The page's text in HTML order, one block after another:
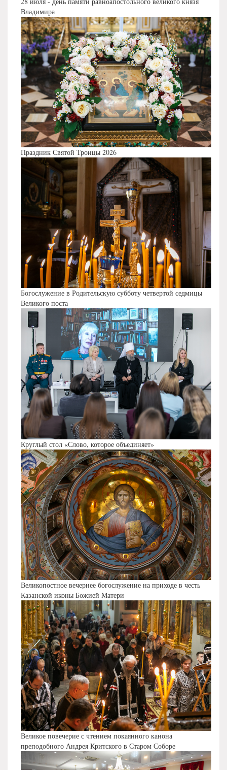
Владимира
Праздник Святой Троицы 2026
Богослужение в Родительскую субботу четвертой седмицы
Великого поста
Круглый стол «Слово, которое объединяет»
Великопостное вечернее богослужение на приходе в честь
Казанской иконы Божией Матери
Великое повечерие с чтением покаянного канона
преподобного Андрея Критского в Старом Соборе